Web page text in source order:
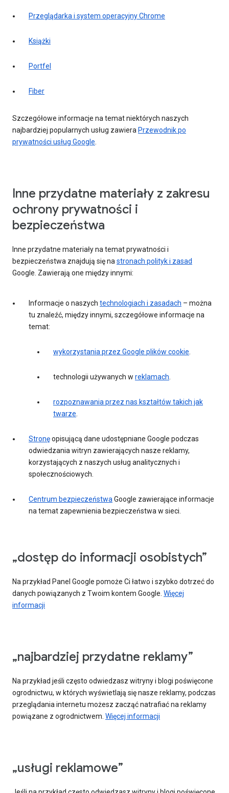
Przeglądarka i system operacyjny Chrome
Książki
Portfel
Fiber
Szczegółowe informacje na temat niektórych naszych
najbardziej popularnych usług zawiera Przewodnik po
prywatności usług Google.
Inne przydatne materiały z zakresu
ochrony prywatności i
bezpieczeństwa
Inne przydatne materiały na temat prywatności i
bezpieczeństwa znajdują się nastronach polityk i zasad
Google. Zawierają one między innymi:
Informacje o naszych technologiach i zasadach – można
tu znaleźć, między innymi, szczegółowe informacje na
temat:
wykorzystania przez Google plików cookie.
technologii używanych w reklamach.
rozpoznawania przez nas kształtów takich jak
twarze.
Stronęopisującą dane udostępniane Google podczas
odwiedzania witryn zawierających nasze reklamy,
korzystających z naszych usług analitycznych i
społecznościowych.
Centrum bezpieczeństwaGoogle zawierające informacje
na temat zapewnienia bezpieczeństwa w sieci.
„dostęp do informacji osobistych”
Na przykład Panel Google pomoże Ci łatwo i szybko dotrzeć do
danych powiązanych z Twoim kontem Google. Więcej
informacji
„najbardziej przydatne reklamy”
Na przykład jeśli często odwiedzasz witryny i blogi poświęcone
ogrodnictwu, w których wyświetlają się nasze reklamy, podczas
przeglądania internetu możesz zacząć natrafiać na reklamy
powiązane z ogrodnictwem. Więcej informacji
„usługi reklamowe”